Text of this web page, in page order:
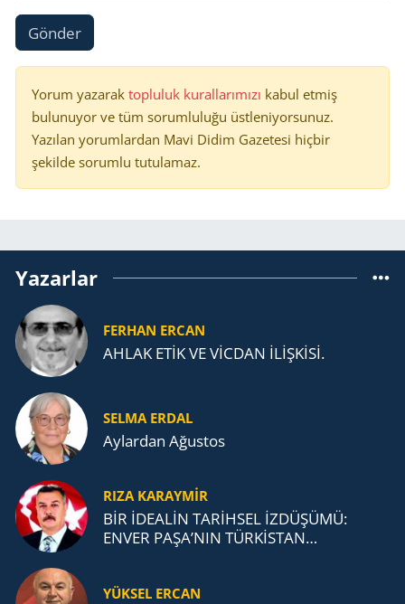
Gönder
Yorum yazarak topluluk kurallarımızı kabul etmiş
bulunuyor ve tüm sorumluluğu üstleniyorsunuz.
Yazılan yorumlardan Mavi Didim Gazetesi hiçbir
şekilde sorumlu tutulamaz.
Yazarlar
FERHAN ERCAN
AHLAK ETİK VE VİCDAN İLİŞKİSİ.
SELMA ERDAL
Aylardan Ağustos
RIZA KARAYMIR
BİR İDEALİN TARİHSEL İZDÜŞÜMÜ:
ENVER PAŞA’NIN TÜRKİSTAN
YÜKSEL ERCAN